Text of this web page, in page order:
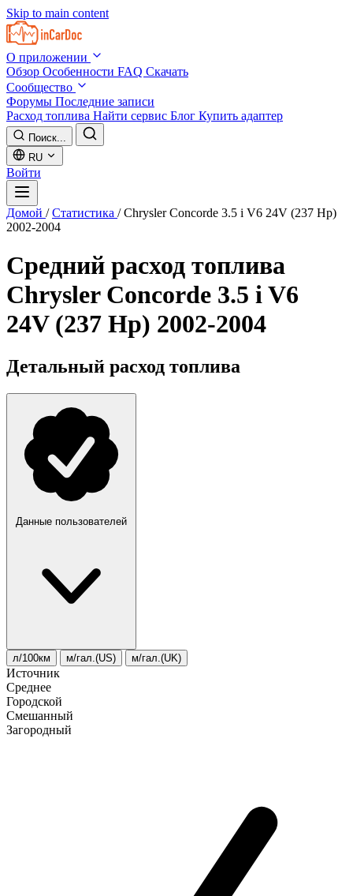
Skip to main content
О приложении
Обзор Особенности FAQ Скачать
Сообщество
Форумы Последние записи
Расход топлива Найти сервис Блог Купить адаптер
Поиск...
RU
Войти
Домой / Статистика / Chrysler Concorde 3.5 i V6 24V (237 Hp)
2002-2004
Средний расход топлива
Chrysler Concorde 3.5 i V6
24V (237 Hp) 2002-2004
Детальный расход топлива
Данные пользователей
л/100км м/гал.(US) м/гал.(UK)
Источник
Среднее
Городской
Смешанный
Загородный